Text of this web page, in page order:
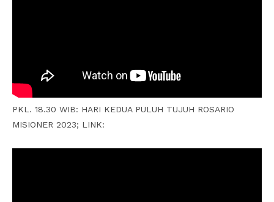
PKL. 18.30 WIB: HARI KEDUA PULUH TUJUH ROSARIO
MISIONER 2023; LINK: